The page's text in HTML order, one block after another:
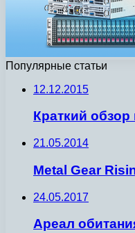
Популярные статьи
12.12.2015
Краткий обзор
21.05.2014
Metal Gear
24.05.2017
Ареал